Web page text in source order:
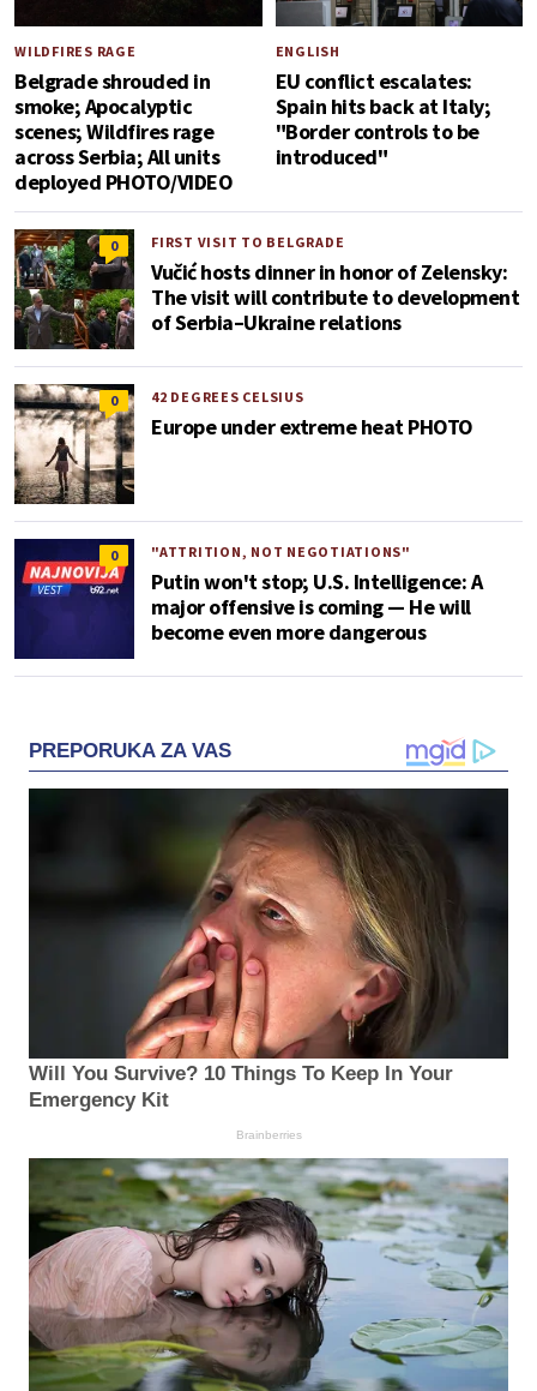
WILDFIRES RAGE
Belgrade shrouded in
smoke; Apocalyptic
scenes; Wildfires rage
across Serbia; All units
deployed PHOTO/VIDEO
ENGLISH
EU conflict escalates:
Spain hits back at Italy;
"Border controls to be
introduced"
0 FIRST VISIT TO BELGRADE
Vučić hosts dinner in honor of Zelensky:
The visit will contribute to development
of Serbia–Ukraine relations
0 42 DEGREES CELSIUS
Europe under extreme heat PHOTO
0 "ATTRITION, NOT NEGOTIATIONS"
Putin won't stop; U.S. Intelligence: A
major offensive is coming — He will
become even more dangerous
PREPORUKA ZA VAS
Will You Survive? 10 Things To Keep In Your
Emergency Kit
Brainberries